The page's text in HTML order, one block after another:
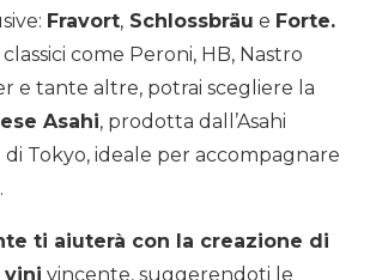
Fravort, Schlossbräu e Forte.
come Peroni, HB, Nastro
e tante altre, potrai scegliere la
Asahi, prodotta dall’Asahi
di Tokyo, ideale per accompagnare
ti aiuterà con la creazione di
vini vincente, suggerendoti le